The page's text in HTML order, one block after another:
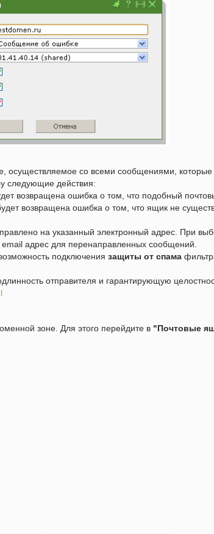
осуществляемое со всеми сообщениями,
следующие действия:
возвращена ошибка о том, что подобный
возвращена ошибка о том, что ящик не
на указанный электронный адрес. При
адрес для перенаправленных сообщений.
подключениязащиты от спама
отправителя и гарантирующую
зоне. Для этого перейдите в "Почтовые